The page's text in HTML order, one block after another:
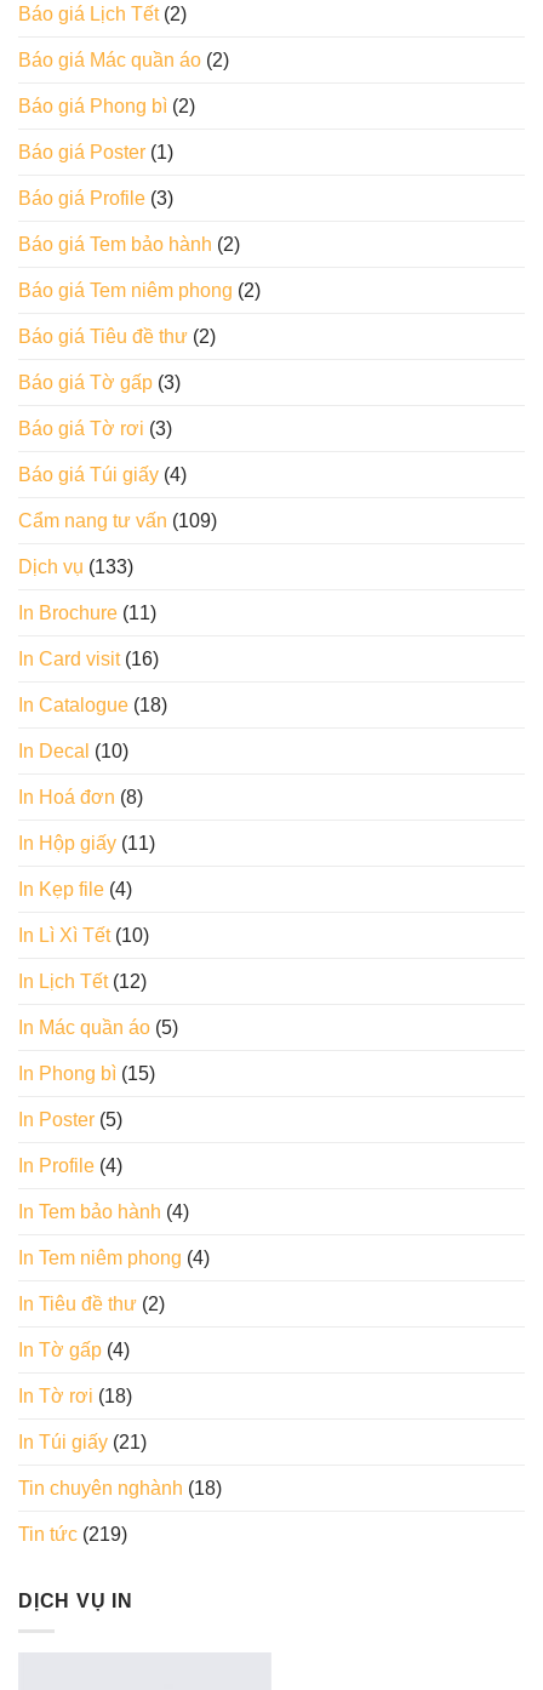
Báo giá Lịch Tết(2)
Báo giá Mác quần áo (2)
Báo giá Phong bì (2)
Báo giá Poster (1)
Báo giá Profile (3)
Báo giá Tem bảo hành (2)
Báo giá Tem niêm phong (2)
Báo giá Tiêu đề thư (2)
Báo giá Tờ gấp (3)
Báo giá Tờ rơi (3)
Báo giá Túi giấy (4)
Cẩm nang tư vấn (109)
Dịch vụ (133)
In Brochure (11)
In Card visit(16)
In Catalogue (18)
In Decal (10)
In Hoá đơn (8)
In Hộp giấy (11)
In Kẹp file (4)
In Lì Xì Tết(10)
In Lịch Tết(12)
In Mác quần áo (5)
In Phong bì (15)
In Poster (5)
In Profile (4)
In Tem bảo hành (4)
In Tem niêm phong (4)
In Tiêu đề thư (2)
In Tờ gấp (4)
In Tờ rơi (18)
In Túi giấy (21)
Tin chuyên nghành (18)
Tin tức (219)
DỊCH VỤ IN